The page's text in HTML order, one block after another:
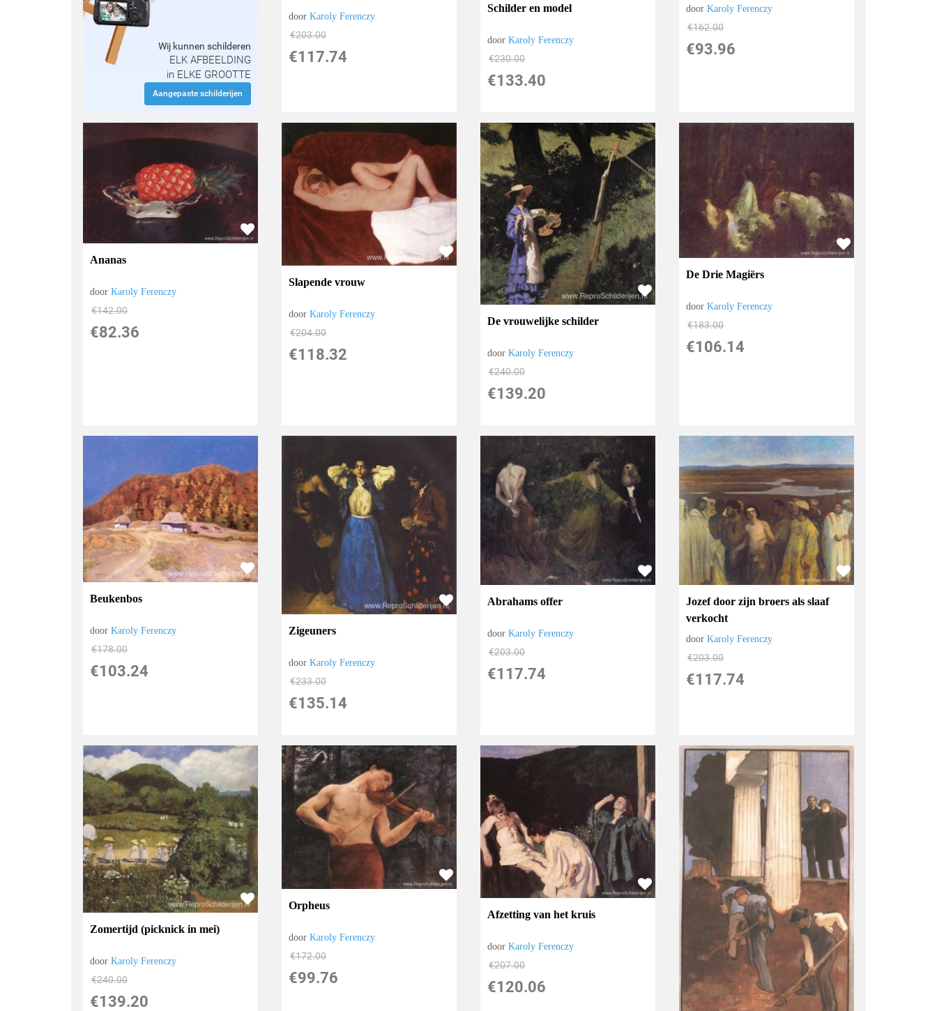
Wij kunnen schilderen
ELK AFBEELDING
in ELKE GROOTTE
Aangepaste schilderijen
doorKaroly Ferenczy
€203.00
€117.74
Schilder en model
doorKaroly Ferenczy
€230.00
€133.40
doorKaroly Ferenczy
€162.00
€93.96
Ananas
doorKaroly Ferenczy
€142.00
€82.36
Slapende vrouw
doorKaroly Ferenczy
€204.00
€118.32
De vrouwelijke schilder
doorKaroly Ferenczy
€240.00
€139.20
De Drie Magiërs
doorKaroly Ferenczy
€183.00
€106.14
Beukenbos
doorKaroly Ferenczy
€178.00
€103.24
Zigeuners
doorKaroly Ferenczy
€233.00
€135.14
Abrahams offer
doorKaroly Ferenczy
€203.00
€117.74
Jozef door zijn broers als slaaf
verkocht
doorKaroly Ferenczy
€203.00
€117.74
Zomertijd (picknick in mei)
doorKaroly Ferenczy
€240.00
€139.20
Orpheus
doorKaroly Ferenczy
€172.00
€99.76
Afzetting van het kruis
doorKaroly Ferenczy
€207.00
€120.06